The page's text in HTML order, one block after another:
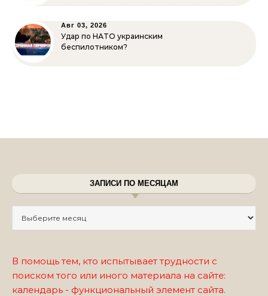
Авг 03, 2026
Удар по НАТО украинским
беспилотником?
ЗАПИСИ ПО МЕСЯЦАМ
В помощь тем, кто испытывает трудности с
поиском того или иного материала на сайте:
календарь - функциональный элемент сайта.